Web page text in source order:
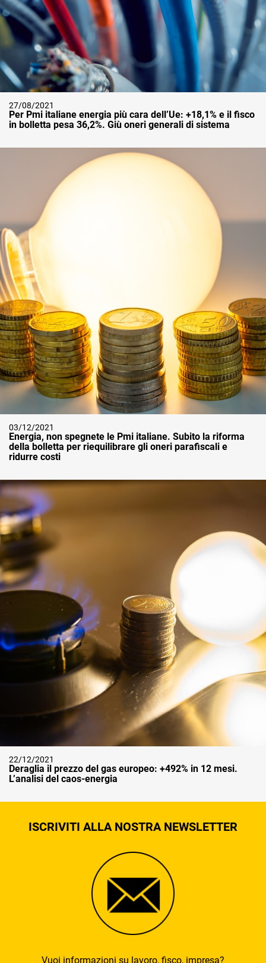
27/08/2021
Per Pmi italiane energia più cara dell’Ue: +18,1% e il fisco
in bolletta pesa 36,2%. Giù oneri generali di sistema
03/12/2021
Energia, non spegnete le Pmi italiane. Subito la riforma
della bolletta per riequilibrare gli oneri parafiscali e
ridurre costi
22/12/2021
Deraglia il prezzo del gas europeo: +492% in 12 mesi.
L’analisi del caos-energia
ISCRIVITI ALLA NOSTRA NEWSLETTER
Vuoi informazioni su lavoro, fisco, impresa?